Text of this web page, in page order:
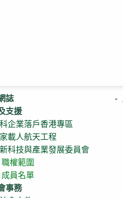
誌
支援
企業落戶香港專區
載人航天工程
科技與產業發展委員會
職權範圍
成員名單
事務